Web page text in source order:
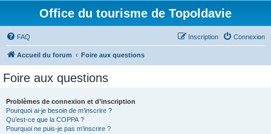
Office du tourisme de Topoldavie
FAQ Connexion
Inscription
Accueil du forum Foire aux questions
Foire aux questions
Problèmes de connexion et d’inscription
Pourquoi ai-je besoin de m’inscrire ?
Qu’est-ce que la COPPA ?
Pourquoi ne puis-je pas m’inscrire ?